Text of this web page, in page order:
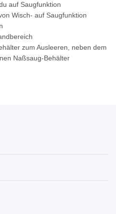
auf Saugfunktion
Wisch- auf Saugfunktion
zum Ausleeren, neben dem
Naßsaug-Behälter